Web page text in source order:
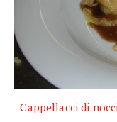
Cappellacci di